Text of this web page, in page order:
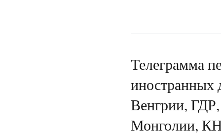
Телеграмма
Венгрии,
Монголии,